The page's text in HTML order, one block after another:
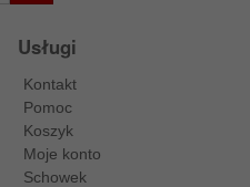
Usługi
Kontakt
Pomoc
Koszyk
Moje konto
Schowek